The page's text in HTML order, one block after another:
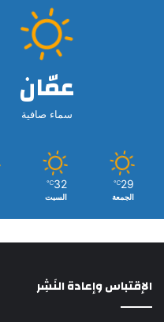
عمّان
سماء صافية
29
℃
الجمعة
32
℃
السبت
الإقتباس وإعادة النَشِر